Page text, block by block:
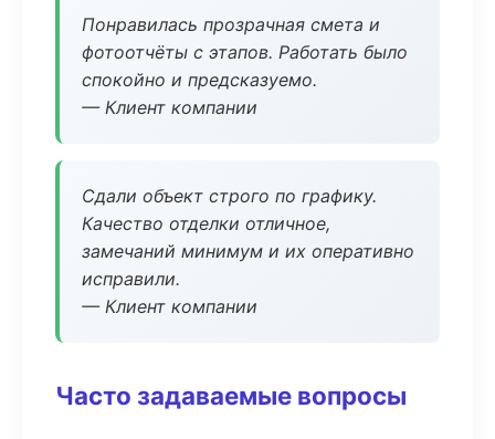
Понравилась прозрачная смета и
фотоотчёты с этапов. Работать было
спокойно и предсказуемо.
— Клиент компании
Сдали объект строго по графику.
Качество отделки отличное,
замечаний минимум и их оперативно
исправили.
— Клиент компании
Часто задаваемые вопросы